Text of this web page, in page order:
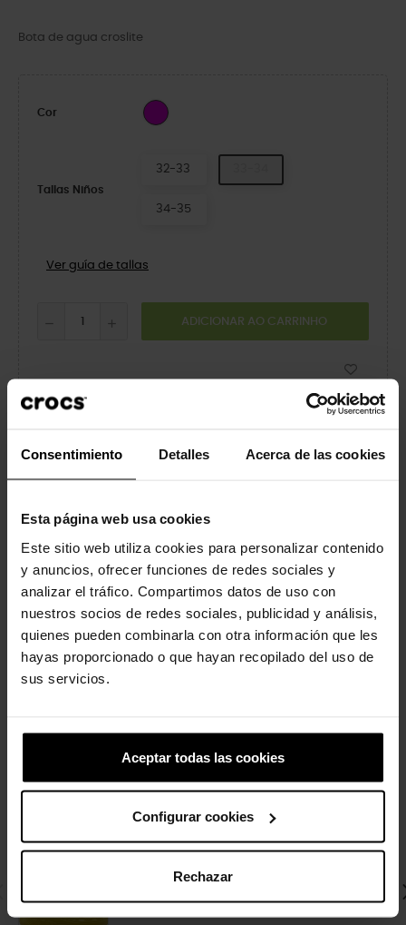
Consentimiento Detalles Acerca de las cookies
Esta página web usa cookies
Este sitio web utiliza cookies para personalizar contenido
y anuncios, ofrecer funciones de redes sociales y
analizar el tráfico. Compartimos datos de uso con
nuestros socios de redes sociales, publicidad y análisis,
quienes pueden combinarla con otra información que les
hayas proporcionado o que hayan recopilado del uso de
sus servicios.
Aceptar todas las cookies
Configurar cookies
Rechazar
Bota de agua croslite
Cor Fuchsia
Tallas Niños
32-33
34-35
Ver guía de tallas
ADICIONAR AO CARRINHO
PRODUTO DISPONÍVEL COM VÁRIAS OPÇÕES
Partilhar Tweet Pinterest
NOTIFICAR-ME QUANDO ESTIVER DISPONÍVEL
Dados do produto
Día nublado, con la probabilidad de agua... Perfecto para
Crocband Jaunt Kids! Si buscas una bota de agua que ofrezca
4 outros produtos na mesma